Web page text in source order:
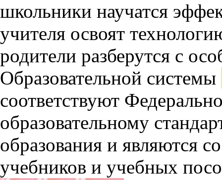
школьники научатся
учителя освоят
родители разберутся с
Образовательной системы
соответствуют
образовательному
образования и являются
учебников и учебных